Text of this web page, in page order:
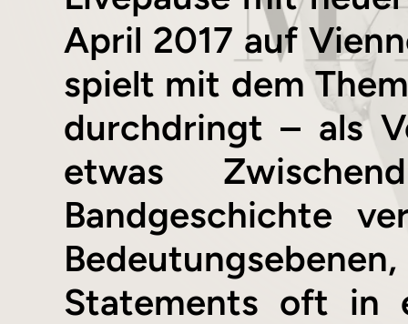
April 2017 auf
spielt mit dem
durchdringt – als
etwas
Bandgeschichte
Statements oft in